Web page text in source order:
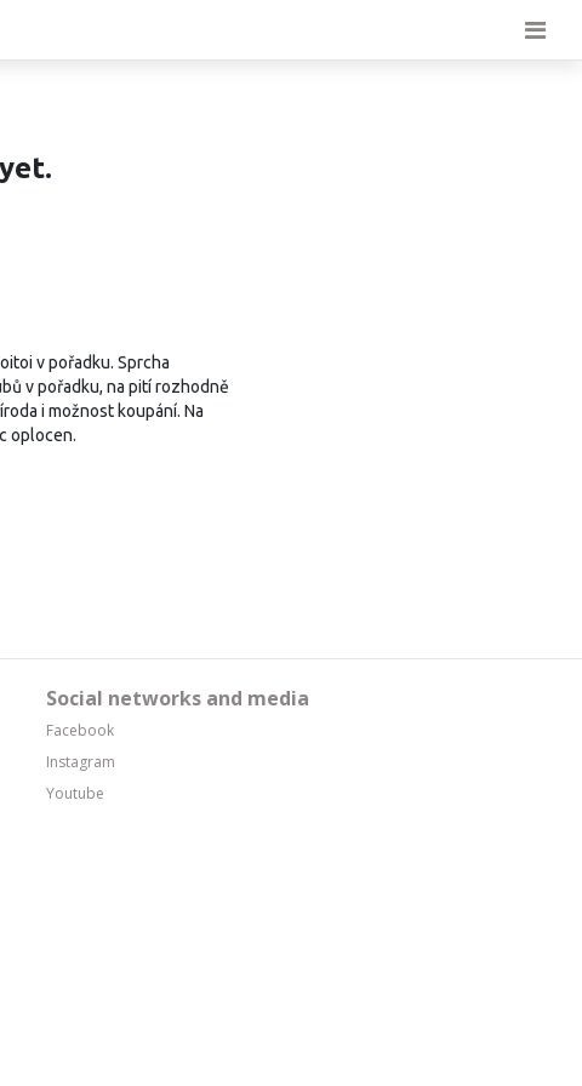
v pořadku. Sprcha
v pořadku, na pití rozhodně
i možnost koupání. Na
oplocen.
Social networks and media
Facebook
Instagram
Youtube